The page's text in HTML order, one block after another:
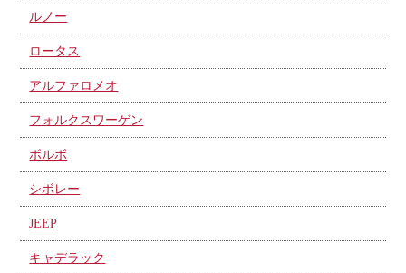
ルノー
ロータス
アルファロメオ
フォルクスワーゲン
ボルボ
シボレー
JEEP
キャデラック